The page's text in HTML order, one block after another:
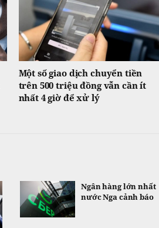
Một số giao dịch chuyển tiền
trên 500 triệu đồng vẫn cần ít
nhất 4 giờ để xử lý
Ngân hàng lớn nhất
nước Nga cảnh báo